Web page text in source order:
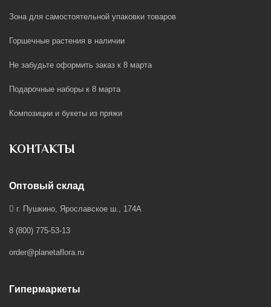
Зона для самостоятельной упаковки товаров
Горшечные растения в наличии
Не забудьте оформить заказ к 8 марта
Подарочные наборы к 8 марта
Композиции и букеты из пряжи
КОНТАКТЫ
Оптовый склад
г. Пушкино, Ярославское ш., 174А
8 (800) 775-53-13
order@planetaflora.ru
Гипермаркеты